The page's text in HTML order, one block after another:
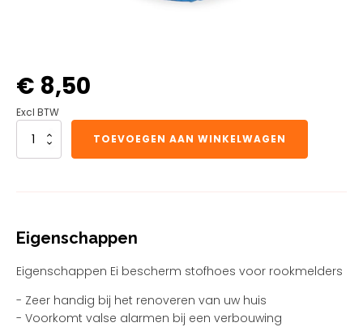
€ 8,50
Excl BTW
rookmelder(s)
TOEVOEGEN AAN WINKELWAGEN
Eigenschappen
Eigenschappen Ei bescherm stofhoes voor rookmelders
- Zeer handig bij het renoveren van uw huis
- Voorkomt valse alarmen bij een verbouwing